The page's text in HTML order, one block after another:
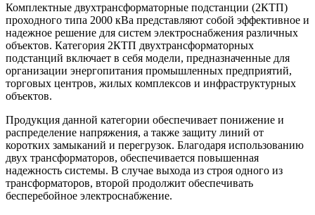
Комплектные двухтрансформаторные подстанции (2КТП)
проходного типа 2000 кВа представляют собой эффективное и
надежное решение для систем электроснабжения различных
объектов. Категория 2КТП двухтрансформаторных
подстанций включает в себя модели, предназначенные для
организации энергопитания промышленных предприятий,
торговых центров, жилых комплексов и инфраструктурных
объектов.
Продукция данной категории обеспечивает понижение и
распределение напряжения, а также защиту линий от
коротких замыканий и перегрузок. Благодаря использованию
двух трансформаторов, обеспечивается повышенная
надежность системы. В случае выхода из строя одного из
трансформаторов, второй продолжит обеспечивать
бесперебойное электроснабжение.